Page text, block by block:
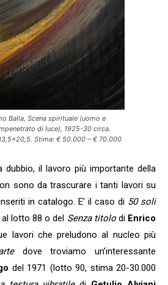
Balla, Scena spirituale (uomo e
di luce), 1925-30 circa.
Stima: € 50.000 – € 70.000
dubbio, il lavoro più importante della
sono da trascurare i tanti lavori su
in catalogo. E’ il caso di 50 soli
lotto 88 o del Senza titolodi Enrico
lavori che preludono al nucleo più
dove troviamo un’interessante
del 1971 (lotto 90, stima 20-30.000